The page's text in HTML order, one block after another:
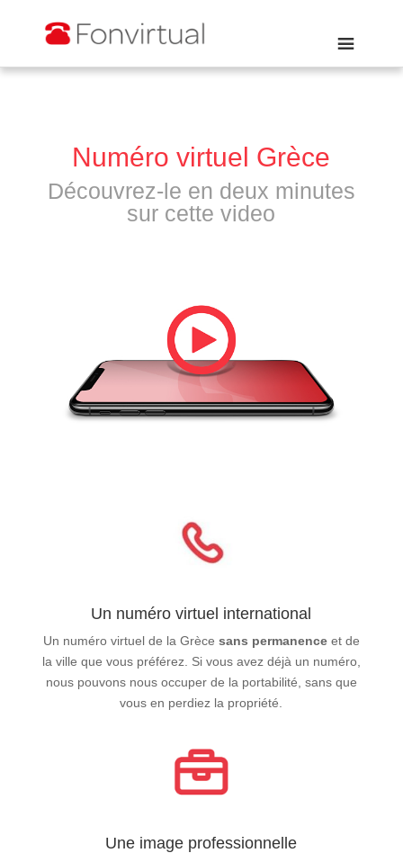
Numéro virtuel Grèce
Découvrez-le en deux minutes
sur cette video
Un numéro virtuel international
Un numéro virtuel de la Grèce sans permanenceet de
la ville que vous préférez. Si vous avez déjà un numéro,
nous pouvons nous occuper de la portabilité, sans que
vous en perdiez la propriété.
Une image professionnelle